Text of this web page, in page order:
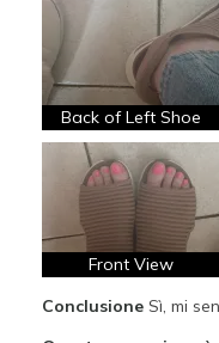
Comfortable
Stylish
Migliori Utilizzi:
Casual Wear
Special Occasions
Back of Left Shoe
Front View
ConclusioneSì, mi